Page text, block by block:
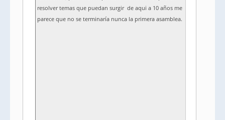
resolver temas que puedan surgir de aqui a 10 años me
parece que no se terminaría nunca la primera asamblea.